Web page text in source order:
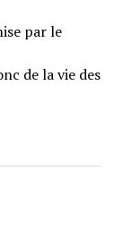
par le
de la vie des